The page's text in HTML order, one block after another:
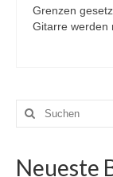
Grenzen
Gitarre werden
Suchen
nach:
Neueste